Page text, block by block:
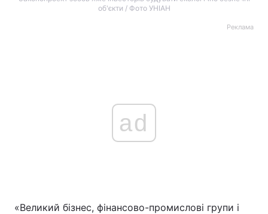
об'єкти / Фото УНІАН
Реклама
ad
«Великий бізнес, фінансово-промислові групи і